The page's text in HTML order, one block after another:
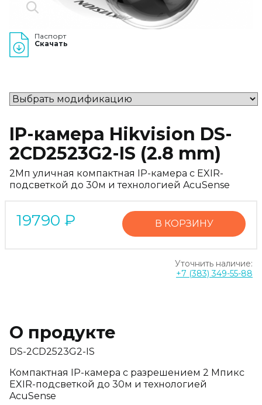
Паспорт
Скачать
IP-камера Hikvision DS-
2CD2523G2-IS (2.8 mm)
2Мп уличная компактная IP-камера с EXIR-
подсветкой до 30м и технологией AcuSense
19790 ₽ В КОРЗИНУ
Уточнить наличие:
+7 (383) 349-55-88
О продукте
DS-2CD2523G2-IS
Компактная IP-камера с разрешением 2 Мпикс
EXIR-подсветкой до 30м и технологией
AcuSense